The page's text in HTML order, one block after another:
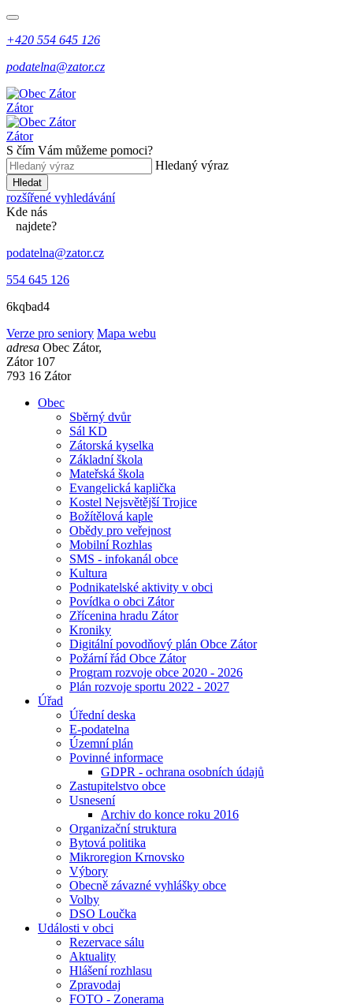
+420 554 645 126
podatelna@zator.cz
Zátor
Zátor
S čím Vám můžeme pomoci?
Hledaný výraz
Hledat
rozšířené vyhledávání
Kde nás
najdete?
podatelna@zator.cz
554 645 126
6kqbad4
Verze pro seniory Mapa webu
adresa Obec Zátor,
Zátor 107
793 16 Zátor
Obec
Sběrný dvůr
Sál KD
Zátorská kyselka
Základní škola
Mateřská škola
Evangelická kaplička
Kostel Nejsvětější Trojice
Božítělová kaple
Obědy pro veřejnost
Mobilní Rozhlas
SMS - infokanál obce
Kultura
Podnikatelské aktivity v obci
Povídka o obci Zátor
Zřícenina hradu Zátor
Kroniky
Digitální povodňový plán Obce Zátor
Požární řád Obce Zátor
Program rozvoje obce 2020 - 2026
Plán rozvoje sportu 2022 - 2027
Úřad
Úřední deska
E-podatelna
Územní plán
Povinné informace
GDPR - ochrana osobních údajů
Zastupitelstvo obce
Usnesení
Archiv do konce roku 2016
Organizační struktura
Bytová politika
Mikroregion Krnovsko
Výbory
Obecně závazné vyhlášky obce
Volby
DSO Loučka
Události v obci
Rezervace sálu
Aktuality
Hlášení rozhlasu
Zpravodaj
FOTO - Zonerama